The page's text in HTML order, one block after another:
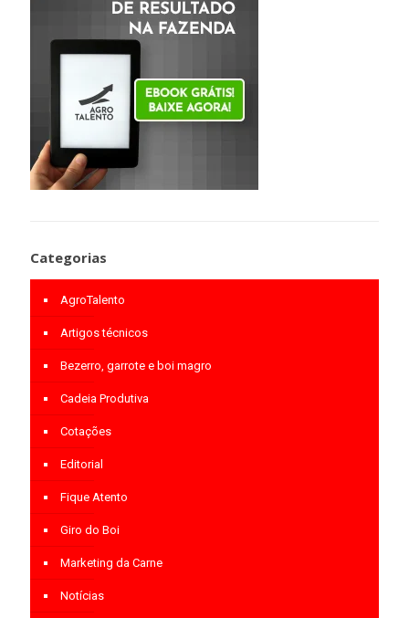
Categorias
AgroTalento
Artigos técnicos
Bezerro, garrote e boi magro
Cadeia Produtiva
Cotações
Editorial
Fique Atento
Giro do Boi
Marketing da Carne
Notícias